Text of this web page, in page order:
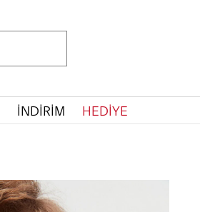
İNDİRİM HEDİYE